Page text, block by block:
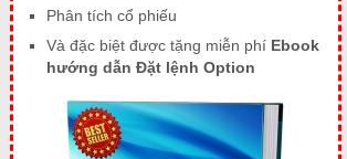
Phân tích cổ phiếu
Và đặc biệt được tặng miễn phí Ebook
hướng dẫn Đặt lệnh Option